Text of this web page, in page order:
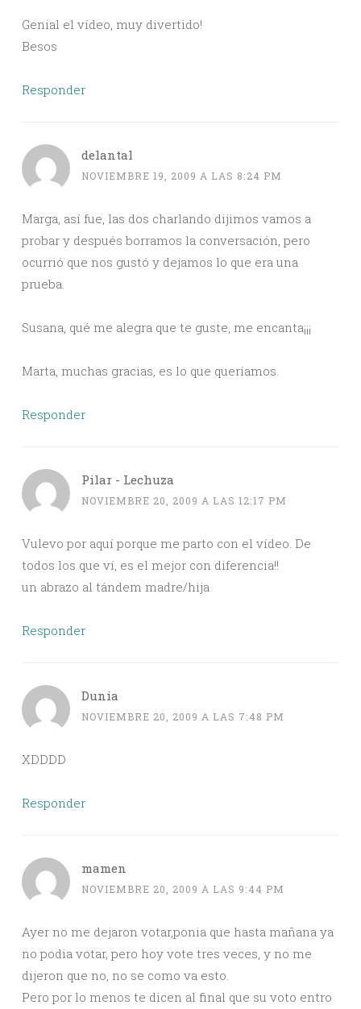
Genial el vídeo, muy divertido!
Besos
Responder
delantal
NOVIEMBRE 19, 2009 A LAS 8:24 PM
Marga, así fue, las dos charlando dijimos vamos a
probar y después borramos la conversación, pero
ocurrió que nos gustó y dejamos lo que era una
prueba.
Susana, qué me alegra que te guste, me encanta¡¡¡
Marta, muchas gracias, es lo que queríamos.
Responder
Pilar - Lechuza
NOVIEMBRE 20, 2009 A LAS 12:17 PM
Vulevo por aquí porque me parto con el vídeo. De
todos los que ví, es el mejor con diferencia!!
un abrazo al tándem madre/hija
Responder
Dunia
NOVIEMBRE 20, 2009 A LAS 7:48 PM
XDDDD
Responder
mamen
NOVIEMBRE 20, 2009 A LAS 9:44 PM
Ayer no me dejaron votar,ponia que hasta mañana ya
no podia votar, pero hoy vote tres veces, y no me
dijeron que no, no se como va esto.
Pero por lo menos te dicen al final que su voto entro